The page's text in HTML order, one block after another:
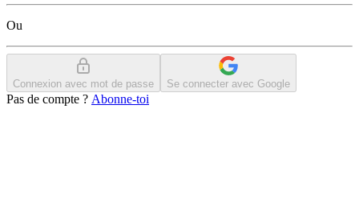
Ou
Connexion avec mot de passe Se connecter avec Google
Pas de compte ? Abonne-toi